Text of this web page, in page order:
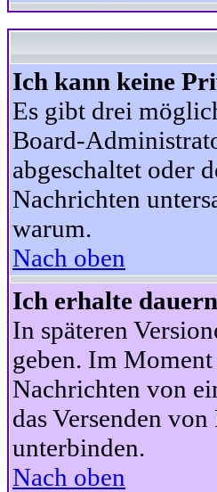
Ich kann keine
Es gibt drei
Board-
abgeschaltet oder
Nachrichten
warum.
Nach oben
Ich erhalte
In späteren
geben. Im
Nachrichten von
das Versenden
unterbinden.
Nach oben